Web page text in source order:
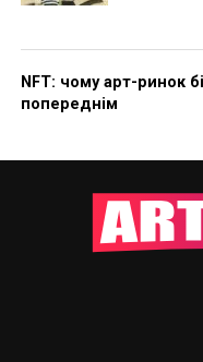
NFT: чому арт-ринок
попереднім